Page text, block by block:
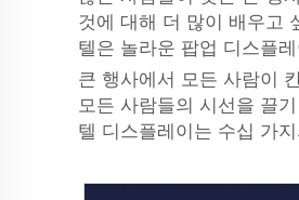
것에 대해 더 많이 배우고
텔은 놀라운 팝업 디스플
큰 행사에서 모든 사람이
모든 사람들의 시선을 끌
텔 디스플레이는 수십 가